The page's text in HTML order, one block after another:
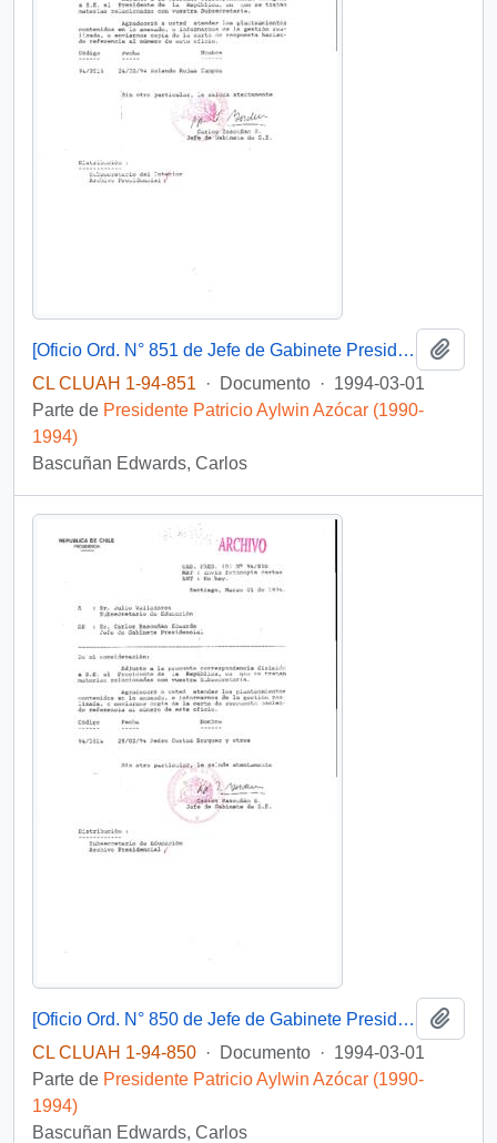
[Oficio Ord. N° 851 de Jefe de Gabinete Presidencial, remite copia de carta que se indica]
CL CLUAH 1-94-851
· Documento · 1994-03-01
Parte de Presidente Patricio Aylwin Azócar (1990-
1994)
Bascuñan Edwards, Carlos
[Oficio Ord. N° 850 de Jefe de Gabinete Presidencial, remite copia de carta que se indica]
CL CLUAH 1-94-850 · Documento · 1994-03-01
Parte de Presidente Patricio Aylwin Azócar (1990-
1994)
Bascuñan Edwards, Carlos